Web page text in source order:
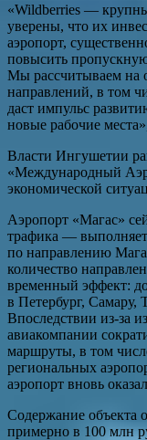
«Wildberries —
уверены, что их
аэропорт,
повысить
Мы рассчитываем на
направлений, в том
даст импульс
новые рабочие
Власти Ингушетии
«Международный
экономической
Аэропорт «Магас»
трафика —
по направлению
количество
временный эффект:
в Петербург, Самару,
Впоследствии из-за
авиакомпании
маршруты, в том
региональных
аэропорт вновь
Содержание объекта
примерно в 100 млн